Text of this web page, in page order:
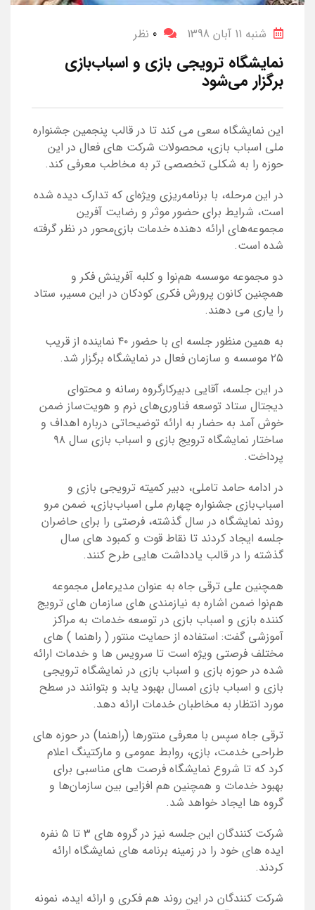
شنبه 11 آبان 1398 0 نظر
نمایشگاه ترویجی بازی و اسباب‌بازی
برگزار می‌شود
این نمایشگاه سعی می کند تا در قالب پنجمین جشنواره
ملی اسباب بازی، محصولات شرکت های فعال در این
حوزه را به شکلی تخصصی تر به مخاطب معرفی کند.
در این مرحله، با برنامه‌ریزی ویژه‌ای که تدارک دیده شده
است، شرایط برای حضور موثر و رضایت آفرین
مجموعه‌های ارائه دهنده خدمات بازی‌محور در نظر گرفته
شده است.
دو مجموعه موسسه هم‌نوا و کلبه آفرینش فکر و
همچنین کانون پرورش فکری کودکان در این مسیر، ستاد
را یاری می دهند.
به همین منظور جلسه ای با حضور ۴۰ نماینده از قریب
۲۵ موسسه
و سازمان فعال در نمایشگاه برگزار شد.
در این جلسه، آقایی دبیرکارگروه رسانه و محتوای
دیجتال ستاد توسعه فناوری‌های نرم و هویت‌ساز ضمن
خوش آمد به حضار به ارائه توضیحاتی درباره اهداف و
ساختار نمایشگاه ترویج بازی و اسباب بازی سال ۹۸
پرداخت.
در ادامه حامد تاملی، دبیر کمیته ترویجی بازی و
اسباب‌بازی جشنواره چهارم ملی اسباب‌بازی، ضمن مرو
روند نمایشگاه در سال گذشته، فرصتی را برای حاضران
جلسه ایجاد کردند تا نقاط قوت و کمبود های سال
گذشته را در قالب یادداشت هایی طرح کنند.
همچنین علی ترقی جاه به عنوان مدیرعامل مجموعه
هم‌نوا ضمن اشاره به نیازمندی های سازمان های ترویج
کننده بازی و اسباب بازی در توسعه خدمات به مراکز
آموزشیگفت: استفاده از حمایت منتور ( راهنما ) های
مختلف فرصتی ویژه است تا سرویس ها و خدمات ارائه
شده در حوزه بازی و اسباب بازی در نمایشگاه ترویجی
بازی و اسباب بازی امسال بهبود یابد و بتوانند در سطح
مورد انتظار به مخاطبان خدمات ارائه دهد.
ترقی جاه سپس با معرفی منتورها (راهنما) در حوزه های
طراحی خدمت، بازی، روابط عمومی و مارکتینگ اعلام
کرد که تا شروع نمایشگاه فرصت های مناسبی برای
بهبود خدمات و همچنین هم افزایی بین سازمان‌ها و
گروه ها ایجاد خواهد شد.
شرکت کنندگان این جلسه نیز در گروه های ۳ تا ۵ نفره
ایده های خود را در زمینه برنامه های نمایشگاه ارائه
کردند.
شرکت کنندگان در این روند هم فکری و ارائه ایده، نمونه